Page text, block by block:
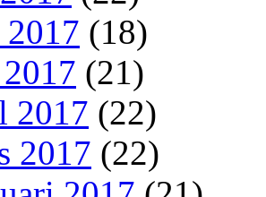
(18)
(21)
2017 (22)
2017 (22)